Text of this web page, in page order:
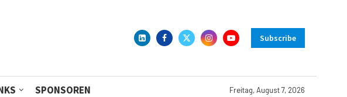
Subscribe
SPONSOREN Freitag, August 7, 2026